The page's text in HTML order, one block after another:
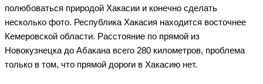
полюбоваться природой Хакасии и конечно сделать
несколько фото. Республика Хакасия находится восточнее
Кемеровской области. Расстояние по прямой из
Новокузнецка до Абакана всего 280 километров, проблема
только в том, что прямой дороги в Хакасию нет.